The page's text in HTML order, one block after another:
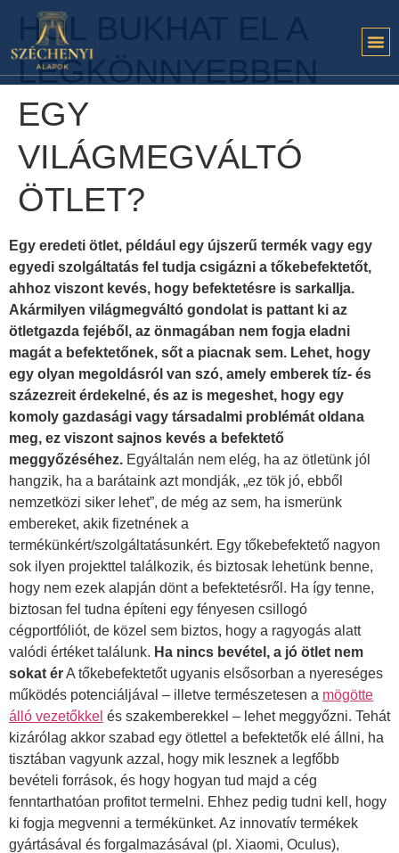
HOL BUKHAT EL A
LEGKÖNNYEBBEN
EGY
VILÁGMEGVÁLTÓ
ÖTLET?
Egy eredeti ötlet, például egy újszerű termék vagy egy
egyedi szolgáltatás fel tudja csigázni a tőkebefektetőt,
ahhoz viszont kevés, hogy befektetésre is sarkallja.
Akármilyen világmegváltó gondolat is pattant ki az
ötletgazda fejéből, az önmagában nem fogja eladni
magát a befektetőnek, sőt a piacnak sem. Lehet, hogy
egy olyan megoldásról van szó, amely emberek tíz- és
százezreit érdekelné, és az is megeshet, hogy egy
komoly gazdasági vagy társadalmi problémát oldana
meg, ez viszont sajnos kevés a befektető
meggyőzéséhez. Egyáltalán nem elég, ha az ötletünk jól
hangzik, ha a barátaink azt mondják, „ez tök jó, ebből
nemzetközi siker lehet”, de még az sem, ha ismerünk
embereket, akik fizetnének a
termékünkért/szolgáltatásunkért. Egy tőkebefektető nagyon
sok ilyen projekttel találkozik, és biztosak lehetünk benne,
hogy nem ezek alapján dönt a befektetésről. Ha így tenne,
biztosan fel tudna építeni egy fényesen csillogó
cégportfóliót, de közel sem biztos, hogy a ragyogás alatt
valódi értéket találunk. Ha nincs bevétel, a jó ötlet nem
sokat érA tőkebefektetőt ugyanis elsősorban a nyereséges
működés potenciáljával – illetve természetesen a mögötte
álló vezetőkkel és szakemberekkel – lehet meggyőzni. Tehát
kizárólag akkor szabad egy ötlettel a befektetők elé állni, ha
tisztában vagyunk azzal, hogy mik lesznek a legfőbb
bevételi források, és hogy hogyan tud majd a cég
fenntarthatóan profitot termelni. Ehhez pedig tudni kell, hogy
ki fogja megvenni a termékünket. Az innovatív termékek
gyártásával és forgalmazásával (pl. Xiaomi, Oculus),